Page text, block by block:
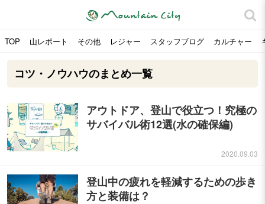
TOP 山レポート その他 レジャー スタッフブログ カルチャー
コツ・ノウハウのまとめ一覧
アウトドア、登山で役立つ！究極の
サバイバル術12選(水の確保編)
2020.09.03
登山中の疲れを軽減するための歩き
方と装備は？